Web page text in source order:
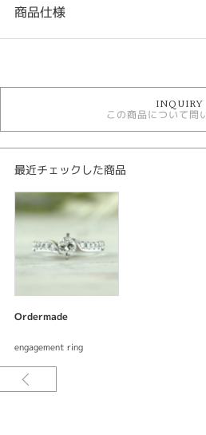
商品仕様
オーダーメイド婚約指輪
紹介文
デジタルジュエリー ブライダル
Lady's エンゲージリング
ベースデザイン：オリジナル
素材：プラチナ900
幅：アーム約4.3mm
ご要望をお伺いしながらデザインしてサン
ダーメイド出来るまったく新しいオーダーメ
存在感のある大粒のダイアモンドを両サイ
た豪華な婚約指輪のストーリーです。両サ
INQUIRY
この商品について問
最近チェックした商品
Ordermade
engagement ring